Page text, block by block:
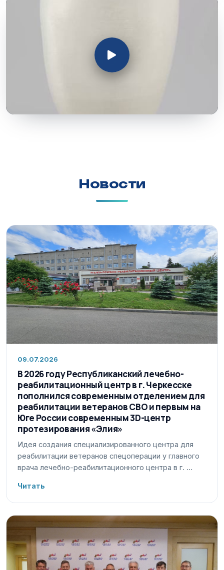
Новости
09.07.2026
В 2026 году Республиканский лечебно-
реабилитационный центр в г. Черкесске
пополнился современным отделением для
реабилитации ветеранов СВО и первым на
Юге России современным 3D-центр
протезирования «Элия»
Идея создания специализированного центра для
реабилитации ветеранов спецоперации у главного
врача лечебно-реабилитационного центра в г. …
Читать